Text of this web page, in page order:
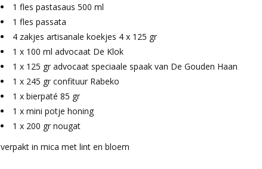
1 fles pastasaus 500 ml
1 fles passata
4 zakjes artisanale koekjes 4 x 125 gr
1 x 100 ml advocaat De Klok
1 x 125 gr advocaat speciaale spaak van De Gouden Haan
1 x 245 gr confituur Rabeko
1 x bierpaté 85 gr
1 x mini potje honing
1 x 200 gr nougat
verpakt in mica met lint en bloem